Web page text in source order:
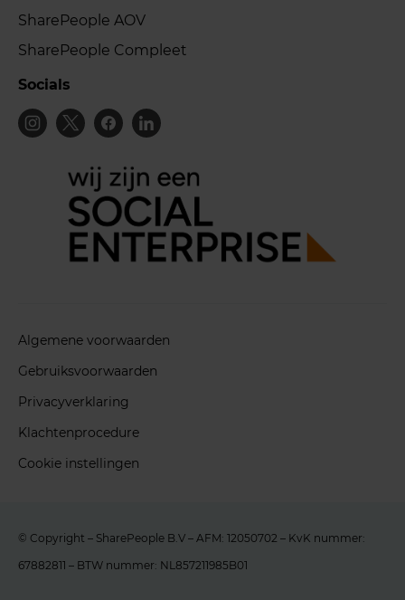
SharePeople AOV
SharePeople Compleet
Socials
Algemene voorwaarden
Gebruiksvoorwaarden
Privacyverklaring
Klachtenprocedure
Cookie instellingen
© Copyright – SharePeople B.V – AFM: 12050702 – KvK nummer:
67882811 – BTW nummer: NL857211985B01